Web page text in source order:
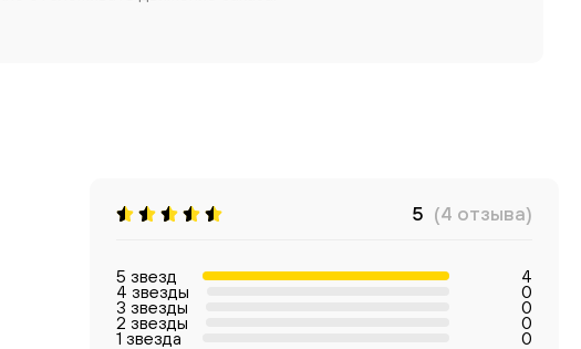
5 (4 отзыва)
5 звезд 4
4 звезды 0
3 звезды 0
2 звезды 0
1 звезда 0